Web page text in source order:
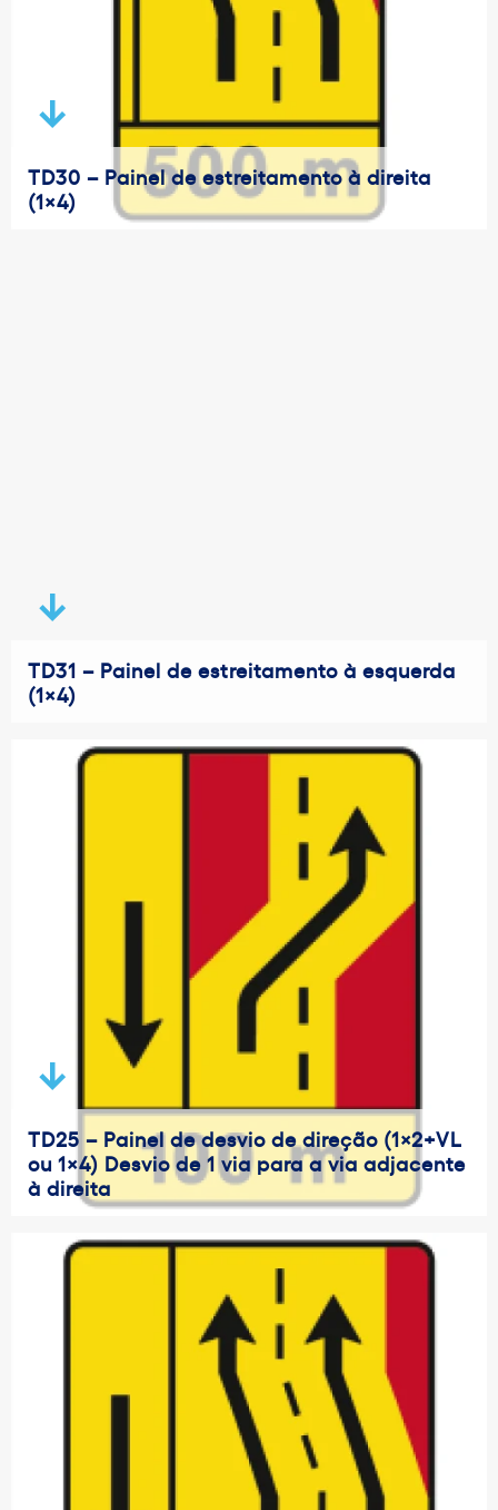
TD30 – Painel de estreitamento à direita
(1×4)
TD31 – Painel de estreitamento à esquerda
(1×4)
TD25 – Painel de desvio de direção (1×2+VL
ou 1×4) Desvio de 1 via para a via adjacente
à direita